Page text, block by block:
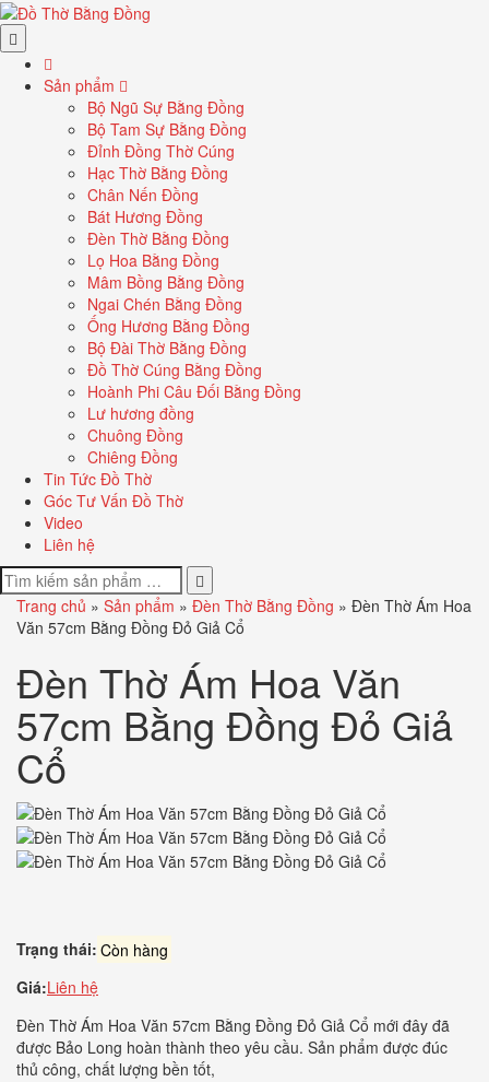
Sản phẩm
Bộ Ngũ Sự Bằng Đồng
Bộ Tam Sự Bằng Đồng
Đỉnh Đồng Thờ Cúng
Hạc Thờ Bằng Đồng
Chân Nến Đồng
Bát Hương Đồng
Đèn Thờ Bằng Đồng
Lọ Hoa Bằng Đồng
Mâm Bồng Bằng Đồng
Ngai Chén Bằng Đồng
Ống Hương Bằng Đồng
Bộ Đài Thờ Bằng Đồng
Đồ Thờ Cúng Bằng Đồng
Hoành Phi Câu Đối Bằng Đồng
Lư hương đồng
Chuông Đồng
Chiêng Đồng
Tin Tức Đồ Thờ
Góc Tư Vấn Đồ Thờ
Video
Liên hệ
Trang chủ » Sản phẩm » Đèn Thờ Bằng Đồng » Đèn Thờ Ám Hoa
Văn 57cm Bằng Đồng Đỏ Giả Cổ
Đèn Thờ Ám Hoa Văn
57cm Bằng Đồng Đỏ Giả
Cổ
Trạng thái: Còn hàng
Giá:Liên hệ
Đèn Thờ Ám Hoa Văn 57cm Bằng Đồng Đỏ Giả Cổ mới đây đã
được Bảo Long hoàn thành theo yêu cầu. Sản phẩm được đúc
thủ công, chất lượng bền tốt,